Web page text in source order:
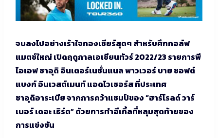
จบลงไปอย่างเร้าใจกองเชียร์สุดๆ สำหรับศึกกอล์ฟ
แมตช์ใหญ่ เปิดฤดูกาลเอเชียนทัวร์ 2022/23 รายการพี
ไอเอฟ ซาอุดิ อินเตอร์เนชั่นแนล พาวเวอร์ บาย ซอฟต์
แบงก์ อินเวสต์เมนท์ แอดไวเซอร์ส ที่ประเทศ
ซาอุดิอาระเบีย จากการคว้าแชมป์ของ “ฮาร์โรลด์ วาร์
เนอร์ เดอะ เธิร์ด” ด้วยการทำอีเกิ้ลที่หลุมสุดท้ายของ
การแข่งขัน